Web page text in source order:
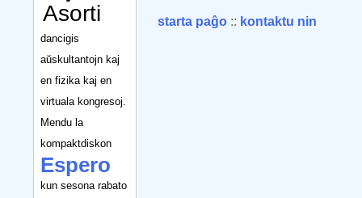
Asorti
dancigis
aŭskultantojn kaj
en fizika kaj en
virtuala kongresoj.
Mendu la
kompaktdiskon
Espero
kun sesona rabato
starta paĝo :: kontaktu nin